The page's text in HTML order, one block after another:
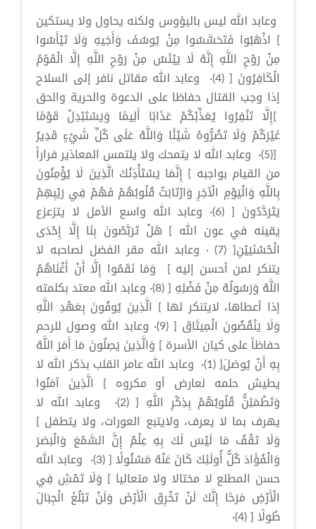
وعابد الله ليس باليؤوس ولكنه يحاول ولا يستكين
] اذْهَبُوا فَتَحَسَّسُوا مِنْ يُوسُفَ وَأَخِيهِ وَلَا تَيْأَسُوا
مِنْ رَوْحِ اللَّهِ إِنَّهُ لَا يَيْئَسُ مِنْ رَوْحِ اللَّهِ إِلَّا الْقَوْمُ
الْكَافِرُونَ [ (4)· وعابد الله مقاتل نافر إلى السلاح
إذا وجب القتال حفاظا على الدعوة والحرية والحق
]إِلَّا تَنْفِرُوا يُعَذِّبْكُمْ عَذَابًا أَلِيمًا وَيَسْتَبْدِلْ قَوْمًا
غَيْرَكُمْ وَلَا تَضُرُّوهُ شَيْئًا وَاللَّهُ عَلَى كُلِّ شَيْءٍ قَدِيرٌ
[(5)· وعابد الله لا يتمحك ولا يلتمس المعاذير فراراً
من القيام بواجبه ] إِنَّمَا يَسْتَأْذِنُكَ الَّذِينَ لَا يُؤْمِنُونَ
بِاللَّهِ وَالْيَوْمِ الْآخِرِ وَارْتَابَتْ قُلُوبُهُمْ فَهُمْ فِي رَيْبِهِمْ
يَتَرَدَّدُونَ [ (6)· وعابد الله واسع الأمل لا يتزعزع
يقينه في عون الله ] هَلْ تَرَبَّصُونَ بِنَا إِلَّا إِحْدَى
الْحُسْنَيَيْنِ[ (7) · وعابد الله مقر الفضل لصاحبه لا
يتنكر لمن أحسن إليه ] وَمَا نَقَمُوا إِلَّا أَنْ أَغْنَاهُمُ
اللَّهُ وَرَسُولُهُ مِنْ فَضْلِهِ [ (8)· وعابد الله معتد بكلمته
إذا أعطاها، لايتنكر لها ] الَّذِينَ يُوفُونَ بِعَهْدِ اللَّهِ
وَلَا يَنْقُضُونَ الْمِيثَاقَ [ (9)· وعابد الله وصول للرحم
حفاظاً على كيان الأسرة ] وَالَّذِينَ يَصِلُونَ مَا أَمَرَ اللَّهُ
بِهِ أَنْ يُوصَلَ[ (1)· وعابد الله عامر القلب بذكر الله لا
يطيش حلمه لعارض أو مكروه ] الَّذِينَ آمَنُوا
وَتَطْمَئِنُّ قُلُوبُهُمْ بِذِكْرِ اللَّهِ [ (2)· وعابد الله لا
يهرف بما لا يعرف، ولايتبع العورات، ولا يتطفل ]
وَلَا تَقْفُ مَا لَيْسَ لَكَ بِهِ عِلْمٌ إِنَّ السَّمْعَ وَالْبَصَرَ
وَالْفُؤَادَ كُلُّ أُولَئِكَ كَانَ عَنْهُ مَسْئُولًا [ (3)· وعابد الله
حسن المطلع لا مختالا ولا متعاليا ] وَلَا تَمْشِ فِي
الْأَرْضِ مَرَحًا إِنَّكَ لَنْ تَخْرِقَ الْأَرْضَ وَلَنْ تَبْلُغَ الْجِبَالَ
طُولًا [ (4)·